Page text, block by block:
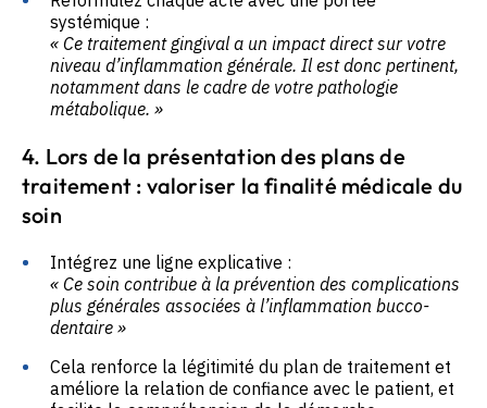
systémique :
« Ce traitement gingival a un impact direct sur votre
niveau d’inflammation générale. Il est donc pertinent,
notamment dans le cadre de votre pathologie
métabolique. »
4. Lors de la présentation des plans de
traitement : valoriser la finalité médicale du
soin
Intégrez une ligne explicative :
« Ce soin contribue à la prévention des complications
plus générales associées à l’inflammation bucco-
dentaire »
Cela renforce la légitimité du plan de traitement et
améliore la relation de confiance avec le patient, et